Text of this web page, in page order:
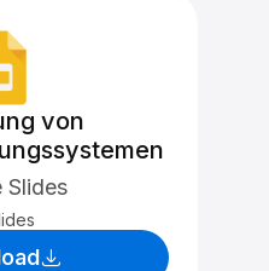
von
Slides